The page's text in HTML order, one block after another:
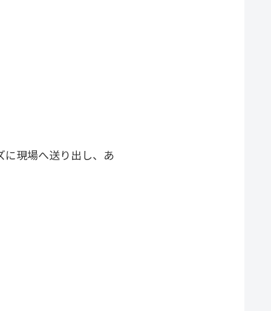
に現場へ送り出し、あ